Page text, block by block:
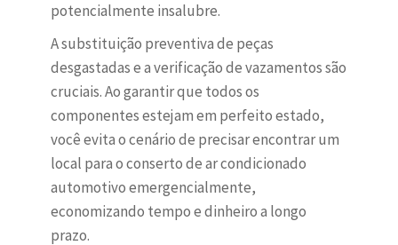
potencialmente insalubre.
A substituição preventiva de peças
desgastadas e a verificação de vazamentos são
cruciais. Ao garantir que todos os
componentes estejam em perfeito estado,
você evita o cenário de precisar encontrar um
local para o conserto de ar condicionado
automotivo emergencialmente,
economizando tempo e dinheiro a longo
prazo.